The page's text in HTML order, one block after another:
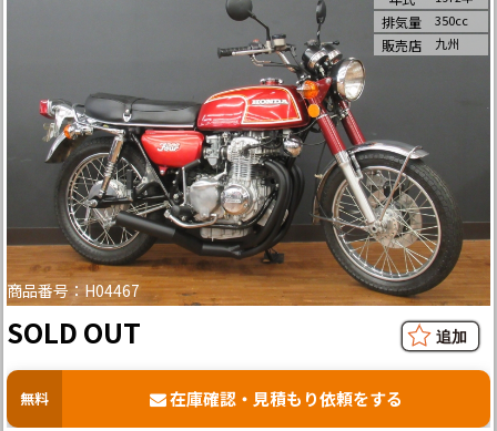
商品番号：H04467
排気量 350cc
販売店 九州
SOLD OUT
無料 在庫確認・見積もり依頼をする